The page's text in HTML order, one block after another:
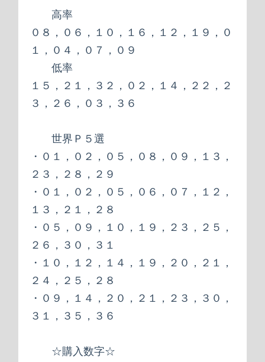
高率
０８，０６，１０，１６，１２，１９，０
１，０４，０７，０９
低率
１５，２１，３２，０２，１４，２２，２
３，２６，０３，３６
世界Ｐ５選
・０１，０２，０５，０８，０９，１３，
２３，２８，２９
・０１，０２，０５，０６，０７，１２，
１３，２１，２８
・０５，０９，１０，１９，２３，２５，
２６，３０，３１
・１０，１２，１４，１９，２０，２１，
２４，２５，２８
・０９，１４，２０，２１，２３，３０，
３１，３５，３６
☆購入数字☆